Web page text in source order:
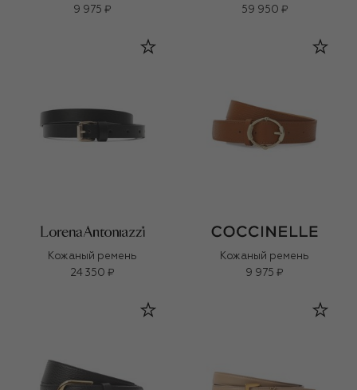
9 975 ₽
59 950 ₽
Кожаный ремень
24 350 ₽
Кожаный ремень
9 975 ₽